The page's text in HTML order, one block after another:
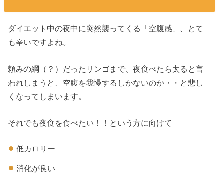
ダイエット中の夜中に突然襲ってくる「空腹感」、とて
も辛いですよね。
頼みの綱（？）だったリンゴまで、夜食べたら太ると言
われしまうと、空腹を我慢するしかないのか・・と悲し
くなってしまいます。
それでも夜食を食べたい！！という方に向けて
低カロリー
消化が良い